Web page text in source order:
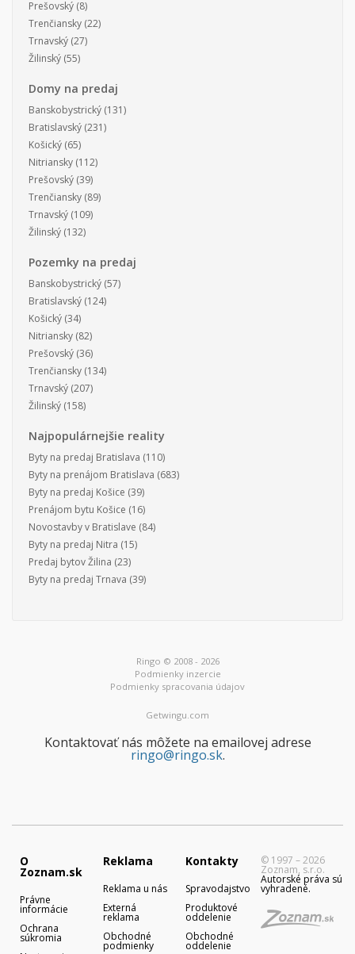
Prešovský (8)
Trenčiansky (22)
Trnavský (27)
Žilinský (55)
Domy na predaj
Banskobystrický (131)
Bratislavský (231)
Košický (65)
Nitriansky (112)
Prešovský (39)
Trenčiansky (89)
Trnavský (109)
Žilinský (132)
Pozemky na predaj
Banskobystrický (57)
Bratislavský (124)
Košický (34)
Nitriansky (82)
Prešovský (36)
Trenčiansky (134)
Trnavský (207)
Žilinský (158)
Najpopulárnejšie reality
Byty na predaj Bratislava (110)
Byty na prenájom Bratislava (683)
Byty na predaj Košice (39)
Prenájom bytu Košice (16)
Novostavby v Bratislave (84)
Byty na predaj Nitra (15)
Predaj bytov Žilina (23)
Byty na predaj Trnava (39)
Ringo © 2008 - 2026
Podmienky inzercie
Podmienky spracovania údajov
Getwingu.com
Kontaktovať nás môžete na emailovej adrese
ringo@ringo.sk.
O
Zoznam.sk
Právne
informácie
Ochrana
súkromia
Reklama
Reklama u nás
Externá
reklama
Obchodné
podmienky
Kontakty
Spravodajstvo
Produktové
oddelenie
Obchodné
oddelenie
© 1997 – 2026
Zoznam, s.r.o.
Autorské práva sú
vyhradené.